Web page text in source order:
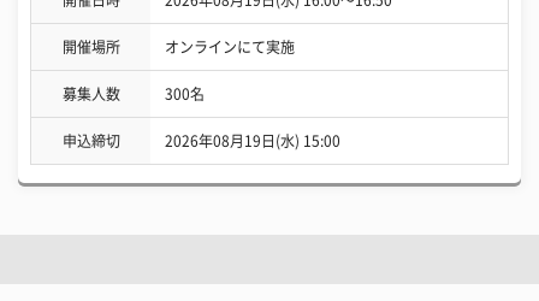
開催場所 オンラインにて実施
募集人数 300名
申込締切 2026年08月19日(水) 15:00